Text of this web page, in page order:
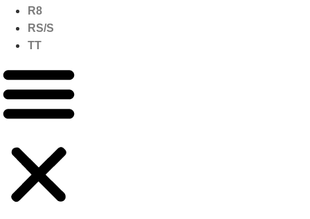
R8
RS/S
TT